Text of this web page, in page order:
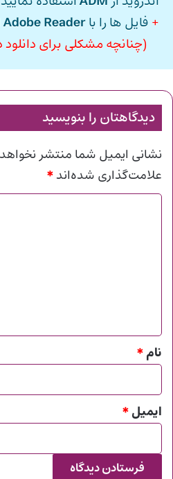
+ فایل ها را باAdobe Reader
(چنانچه مشکلی برای دانلود
دیدگاهتان را بنویسید
نشانی ایمیل شما منتشر
علامت‌گذاری شده‌اند*
*
نام*
ایمیل*